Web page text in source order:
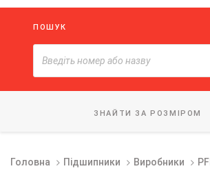
ПОШУК
ЗНАЙТИ ЗА РОЗМІРОМ
Головна Підшипники Виробники PFI